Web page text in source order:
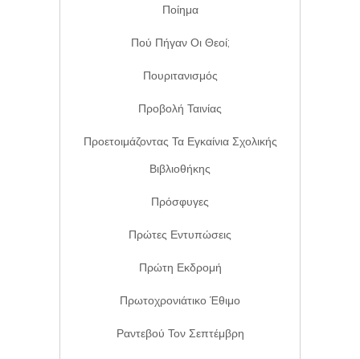
Ποίημα
Πού Πήγαν Οι Θεοί;
Πουριτανισμός
Προβολή Ταινίας
Προετοιμάζοντας Τα Εγκαίνια Σχολικής
Βιβλιοθήκης
Πρόσφυγες
Πρώτες Εντυπώσεις
Πρώτη Εκδρομή
Πρωτοχρονιάτικο Έθιμο
Ραντεβού Τον Σεπτέμβρη